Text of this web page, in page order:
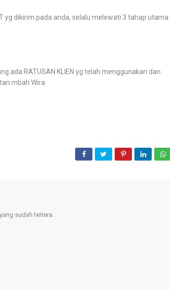
yg dikirim pada anda, selalu melewati 3 tahap utama
ada RATUSAN KLIEN yg telah menggunakan dan
mbah Wira
sudah tertera.